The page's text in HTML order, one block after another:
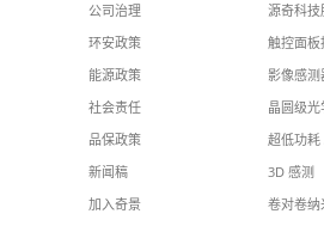
公司治理
环安政策
能源政策
社会责任
品保政策
新闻稿
加入奇景
源奇科
触控面板
影像感测
晶圆级
超低功耗
3D 感测
卷对卷